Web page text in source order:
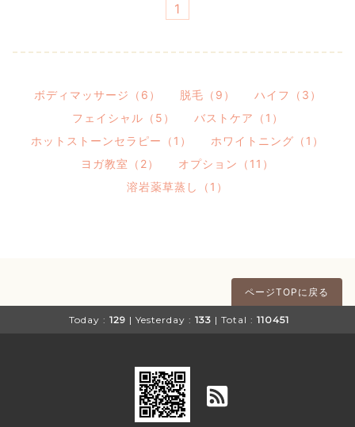
1
ボディマッサージ（6） 脱毛（9）
ハイフ（3）
フェイシャル（5）
バストケア（1）
ホットストーンセラピー（1）
ホワイトニング（1）
ヨガ教室（2）
オプション（11）
溶岩薬草蒸し（1）
ページTOPに戻る
Today : 129 | Yesterday : 133 | Total : 110451